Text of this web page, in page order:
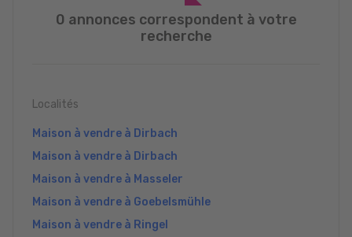
0 annonces correspondent à votre
recherche
Localités
Maison à vendre à Dirbach
Maison à vendre à Dirbach
Maison à vendre à Masseler
Maison à vendre à Goebelsmühle
Maison à vendre à Ringel